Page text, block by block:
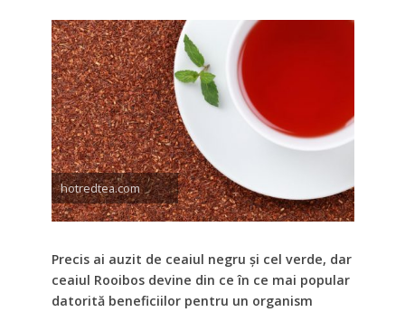
hotredtea.com
Precis ai auzit de ceaiul negru și cel verde, dar
ceaiul Rooibos devine din ce în ce mai popular
datorită beneficiilor pentru un organism